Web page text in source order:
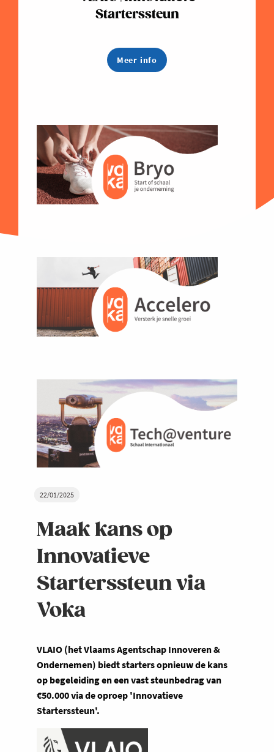
22/01/2025
Maak kans op
Innovatieve
Starterssteun via
Voka
VLAIO (het Vlaams Agentschap Innoveren &
Ondernemen) biedt starters opnieuw de kans
op begeleiding en een vast steunbedrag van
€50.000 via de oproep 'Innovatieve
Starterssteun'.
Starterssteun
Meer info